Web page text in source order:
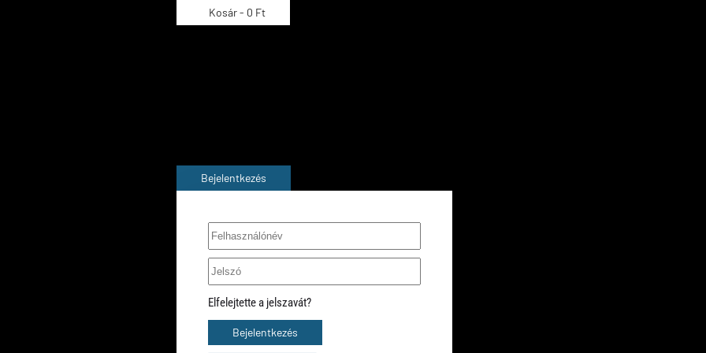
Kosár - 0 Ft
A kosara még üres
Bejelentkezés
Elfelejtette a jelszavát?
Bejelentkezés